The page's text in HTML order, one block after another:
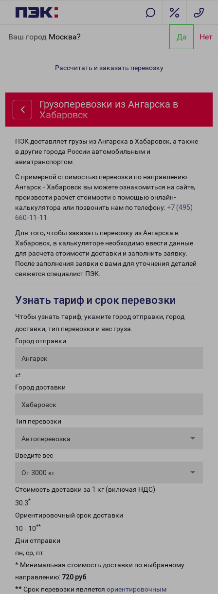
Ваш город Москва? Да Нет
Хабаровск
Рассчитать и заказать перевозку
Грузоперевозки из Ангарска в
Хабаровск
ПЭК доставляет грузы из Ангарска в Хабаровск, а также
в другие города России автомобильным и
авиатранспортом.
С примерной стоимостью перевозки по направлению
Ангарск - Хабаровск вы можете ознакомиться на сайте,
произвести расчет стоимости с помощью онлайн-
калькулятора или позвонить нам по телефону: +7 (495)
660-11-11
Для того, чтобы заказать перевозку из Ангарска в
Хабаровск, в калькуляторе необходимо ввести данные
для расчета стоимости доставки и заполнить заявку.
После заполнения заявки с вами для уточнения деталей
свяжется специалист ПЭК.
Узнать тариф и срок перевозки
Чтобы узнать тариф, укажите город отправки, город
доставки, тип перевозки и вес груза.
Город отправки
Ангарск
⇄
Город доставки
Хабаровск
Тип перевозки
Автоперевозка
Введите вес
От 3000 кг
Стоимость доставки за 1 кг (включая НДС)
30.3*
Ориентировочный срок доставки
10 - 10**
Дни отправки
пн, ср, пт
* Минимальная стоимость доставки по выбранному
направлению: 720 руб.
** Срок перевозки является ориентировочным